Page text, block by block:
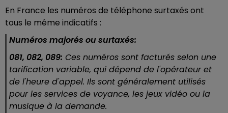
En France les numéros de téléphone surtaxés ont
tous le même indicatifs :
Numéros majorés ou surtaxés:
081, 082, 089: Ces numéros sont facturés selon une
tarification variable, qui dépend de l'opérateur et
de l'heure d'appel. Ils sont généralement utilisés
pour les services de voyance, les jeux vidéo ou la
musique à la demande.